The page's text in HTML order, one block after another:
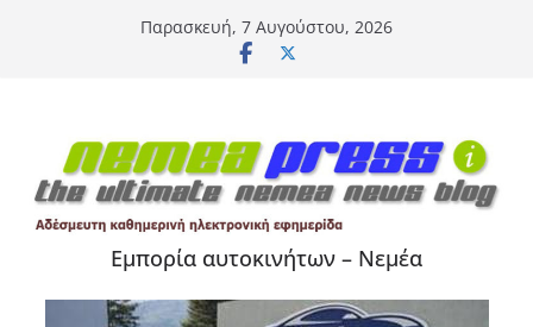
Παρασκευή, 7 Αυγούστου, 2026
Εμπορία αυτοκινήτων – Νεμέα